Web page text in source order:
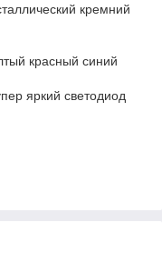
кремний
красный синий
яркий светодиод